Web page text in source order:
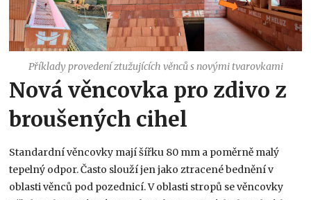
Příklady provedení ztužujících věnců s novými tvarovkami
Nová věncovka pro zdivo z
broušených cihel
Standardní věncovky mají šířku 80 mm a poměrně malý
tepelný odpor. Často slouží jen jako ztracené bednění v
oblasti věnců pod pozednicí. V oblasti stropů se věncovky